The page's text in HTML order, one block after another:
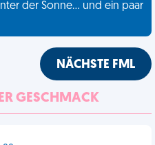
der Sonne... und ein paar
NÄCHSTE FML
GESCHMACK